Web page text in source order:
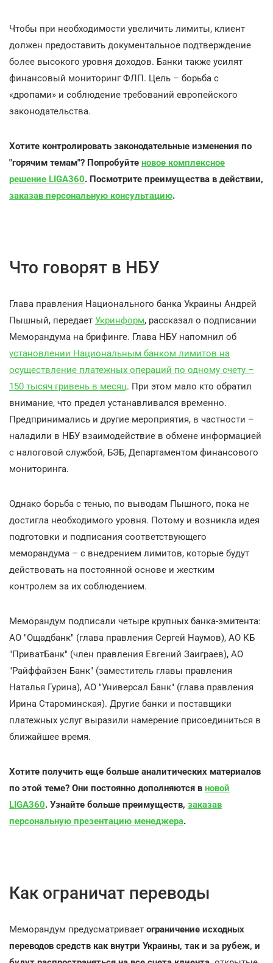
Чтобы при необходимости увеличить лимиты, клиент
должен предоставить документальное подтверждение
более высокого уровня доходов. Банки также усилят
финансовый мониторинг ФЛП. Цель – борьба с
«дропами» и соблюдение требований европейского
законодательства.
Хотите контролировать законодательные изменения по
"горячим темам"? Попробуйте новое комплексное
решение LIGA360. Посмотрите преимущества в действии,
заказав персональную консультацию.
Что говорят в НБУ
Глава правления Национального банка Украины Андрей
Пышный, передает Укринформ, рассказал о подписании
Меморандума на брифинге. Глава НБУ напомнил об
установлении Национальным банком лимитов на
осуществление платежных операций по одному счету –
150 тысяч гривень в месяц. При этом мало кто обратил
внимание, что предел устанавливался временно.
Предпринимались и другие мероприятия, в частности –
наладили в НБУ взаимодействие в обмене информацией
с налоговой службой, БЭБ, Департаментом финансового
мониторинга.
Однако борьба с тенью, по выводам Пышного, пока не
достигла необходимого уровня. Потому и возникла идея
подготовки и подписания соответствующего
меморандума – с внедрением лимитов, которые будут
действовать на постоянной основе и жестким
контролем за их соблюдением.
Меморандум подписали четыре крупных банка-эмитента:
АО "Ощадбанк" (глава правления Сергей Наумов), АО КБ
"ПриватБанк" (член правления Евгений Заиграев), АО
"Райффайзен Банк" (заместитель главы правления
Наталья Гурина), АО "Универсал Банк" (глава правления
Ирина Староминская). Другие банки и поставщики
платежных услуг выразили намерение присоединиться в
ближайшее время.
Хотите получить еще больше аналитических материалов
по этой теме? Они постоянно дополняются в новой
LIGA360. Узнайте больше преимуществ, заказав
персональную презентацию менеджера.
Как ограничат переводы
Меморандум предусматривает ограничение исходных
переводов средств как внутри Украины, так и за рубеж, и